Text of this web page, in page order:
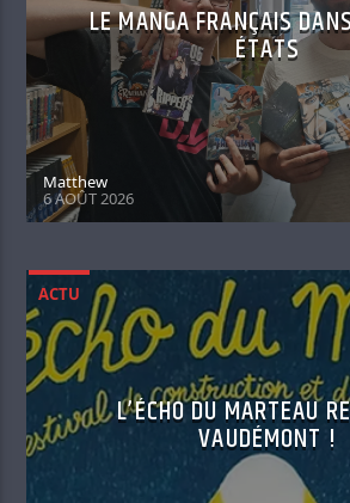
LE MANGA FRANÇAIS
ÉTATS
Matthew
6 AOÛT 2026
ACTU
L’ÉCHO DU MARTEAU
VAUDÉMONT !